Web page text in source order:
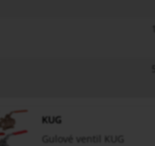
KUG
Gulové ventil KUG